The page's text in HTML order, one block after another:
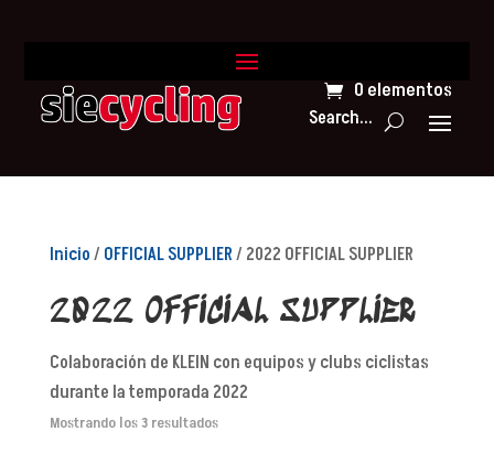
0 elementos
Search...
Inicio/ OFFICIAL SUPPLIER/ 2022 OFFICIAL SUPPLIER
2022 OFFICIAL SUPPLIER
Colaboración de KLEIN con equipos y clubs ciclistas
durante la temporada 2022
Mostrando los 3 resultados